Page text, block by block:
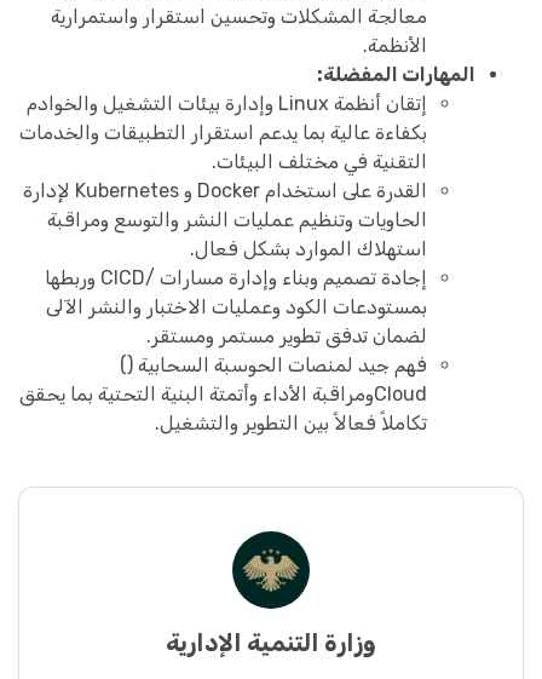
معالجة المشكلات وتحسين استقرار واستمرارية
الأنظمة.
المهارات المفضلة:
إتقان أنظمة Linux وإدارة بيئات التشغيل والخوادم
بكفاءة عالية بما يدعم استقرار التطبيقات والخدمات
التقنية في مختلف البيئات.
القدرة على استخدام Docker و Kubernetes لإدارة
الحاويات وتنظيم عمليات النشر والتوسع ومراقبة
استهلاك الموارد بشكل فعال.
إجادة تصميم وبناء وإدارة مسارات /CICD وربطها
بمستودعات الكود وعمليات الاختبار والنشر الآلى
لضمان تدفق تطوير مستمر ومستقر.
فهم جيد لمنصات الحوسبة السحابية ()
Cloudومراقبة الأداء وأتمتة البنية التحتية بما يحقق
تكاملاً فعالاً بين التطوير والتشغيل.
وزارة التنمية الإدارية